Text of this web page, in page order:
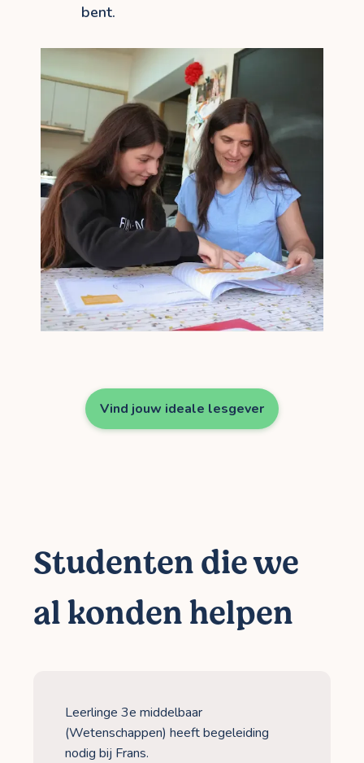
bent.
Vind jouw ideale lesgever
Studenten die we
al konden helpen
Leerlinge 3e middelbaar
(Wetenschappen) heeft begeleiding
nodig bij Frans.